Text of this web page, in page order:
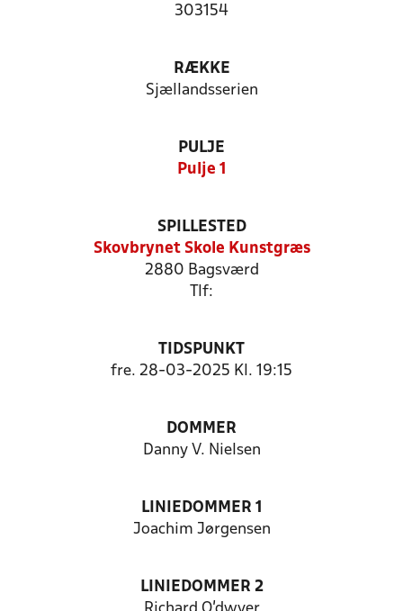
303154
RÆKKE
Sjællandsserien
PULJE
Pulje 1
SPILLESTED
Skovbrynet Skole Kunstgræs
2880 Bagsværd
Tlf:
TIDSPUNKT
fre. 28-03-2025 Kl. 19:15
DOMMER
Danny V. Nielsen
LINIEDOMMER 1
Joachim Jørgensen
LINIEDOMMER 2